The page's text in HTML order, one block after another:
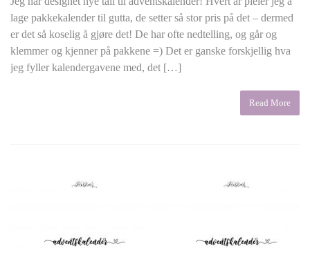
lage pakkekalender til gutta, de setter så stor pris på det – dermed
er det så koselig å gjøre det! De har ofte nedtelling, og går og
klemmer og kjenner på pakkene =) Det er ganske forskjellig hva
jeg fyller kalendergavene med, det […]
Read More